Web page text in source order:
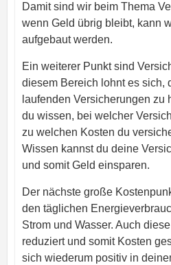
Damit sind wir beim Thema
wenn Geld übrig bleibt, kann
aufgebaut werden.
Ein weiterer Punkt sind
diesem Bereich lohnt es sich,
laufenden Versicherungen zu
du wissen, bei welcher
zu welchen Kosten du
Wissen kannst du deine
und somit Geld einsparen.
Der nächste große
den täglichen
Strom und Wasser. Auch
reduziert und somit Kosten
sich wiederum positiv in